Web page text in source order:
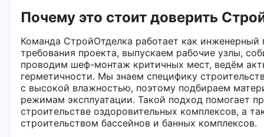
Почему это стоит доверить
Команда СтройОтделка работает как
требования проекта, выпускаем рабочие узлы,
проводим шеф-монтаж критичных мест, ведём
герметичности. Мы знаем специфику
с высокой влажностью, поэтому подбираем
режимам эксплуатации. Такой подход помогает
строительстве оздоровительных комплексов, а
строительством бассейнов и банных комплексов.